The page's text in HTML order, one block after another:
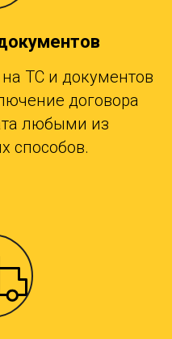
ТС и документов
договора
любыми из
способов.